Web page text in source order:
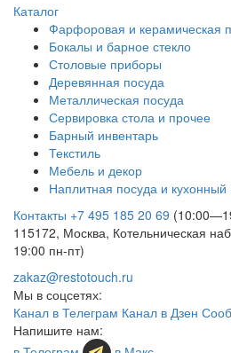
Каталог
Фарфоровая и керамическая
Бокалы и барное стекло
Столовые приборы
Деревянная посуда
Металлическая посуда
Сервировка стола и прочее
Барный инвентарь
Текстиль
Мебель и декор
Наплитная посуда и кухонный
Контакты +7 495 185 20 69
115172, Москва, Котельническая
19:00 пн-пт)
zakaz@restotouch.ru
Мы в соцсетях:
Канал в Телеграм Канал в Дзен
Напишите нам: